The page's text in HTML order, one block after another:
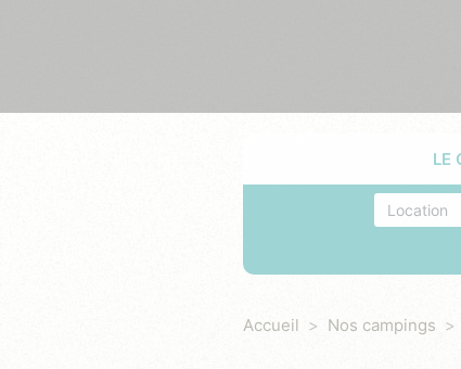
LE
Accueil Nos campings